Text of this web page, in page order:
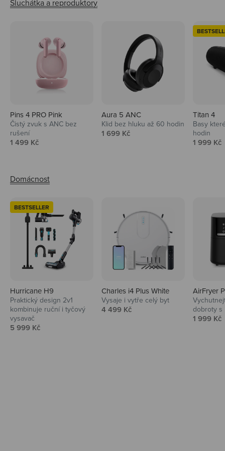
Pins 4 PRO Pink
Čistý zvuk s ANC bez
rušení
Prodejní cena
1 499 Kč
Aura 5 ANC
Klid bez hluku až 60 hodin
Prodejní cena
1 699 Kč
Titan 4
Basy
hodin
Prodejní
1 999 Kč
BESTSELLER
Hurricane H9
Praktický design 2v1
kombinuje ruční i tyčový
vysavač
Prodejní cena
5 999 Kč
Charles i4 Plus White
Vysaje i vytře celý byt
Prodejní cena
4 499 Kč
AirFryer
dobroty s
Prodejní
1 999 Kč
Audio
Niceboy sluchátka a repráky ti padnou
do noty.